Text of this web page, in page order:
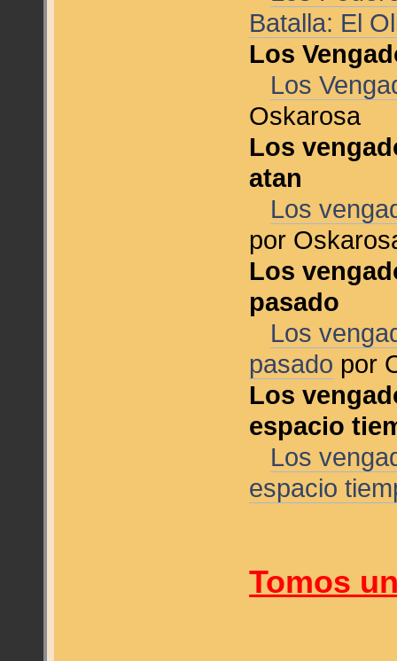
Batalla: El
Los
Los
Oskarosa
Los
atan
Los
por
Los
pasado
Los
pasado por
Los
espacio
Los
espacio
Tomos